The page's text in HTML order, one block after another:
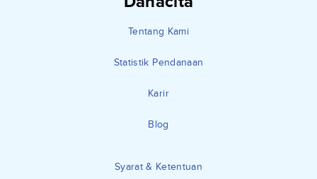
Tentang Kami
Statistik Pendanaan
Karir
Blog
Syarat & Ketentuan